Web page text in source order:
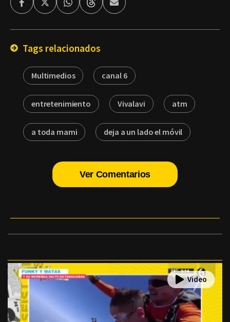
FacebookTwitterWhatsappThreadsEnviar
por
Tags relacionados
Multimedios canal 6
entretenimiento Vivalavi atm
a toda mami deja a un lado el móvil
Ver Comentarios